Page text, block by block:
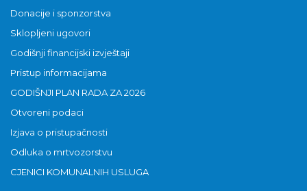
Donacije i sponzorstva
Sklopljeni ugovori
Godišnji financijski izvještaji
Pristup informacijama
GODIŠNJI PLAN RADA ZA 2026
Otvoreni podaci
Izjava o pristupačnosti
Odluka o mrtvozorstvu
CJENICI KOMUNALNIH USLUGA